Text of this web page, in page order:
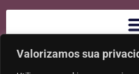
Valorizamos sua